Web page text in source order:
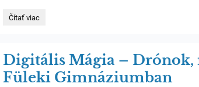
Digitálna
roboty
a
rozvoj
talentov
Čítať viac
Digitális Mágia – Drónok,
Füleki Gimnáziumban